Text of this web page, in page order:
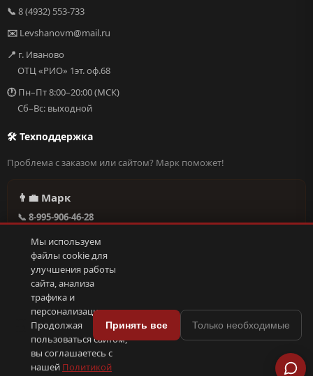
📞 8 (4932) 553-733
✉️ Levshanovm@mail.ru
📍 г. Иваново
ОТЦ «РИО» 1эт. оф.68
🕐Пн–Пт 8:00–20:00 (МСК)
Сб–Вс: выходной
🛠 Техподдержка
Проблема с заказом или сайтом? Марк поможет!
👨‍💼 Марк
📞 8-995-906-46-28
🕐 Круглосуточно, без выходных
Написать в поддержку →
© 2026 С иголочки | 37. Все права защищены.
🛠 Поддержка·Оферта· 📦 YML-фид
Мы используем
файлы cookie для
улучшения работы
сайта, анализа
трафика и
персонализации.
Продолжая
пользоваться сайтом,
вы соглашаетесь с
нашей Политикой
Принять все Только необходимые